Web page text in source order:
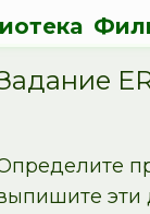
эти